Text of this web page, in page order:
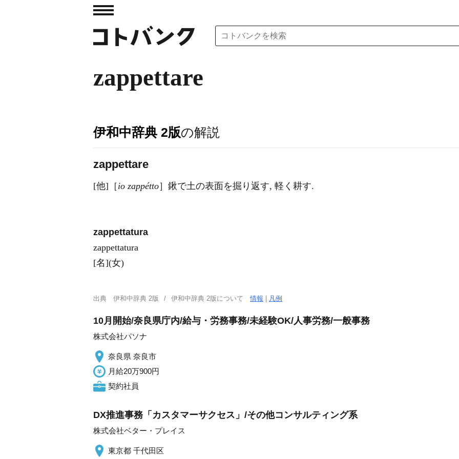
zappettare
伊和中辞典 2版の解説
zappettare
[他]［io zappétto］鍬で土の表面を掘り返す, 軽く耕す.
zappettatura
zappettatura
[名](女)
出典 伊和中辞典 2版 伊和中辞典 2版について情報 凡例
10月開始/奈良県庁内/給与・労務事務/未経験OK/人事労務/一般事務
株式会社パソナ
奈良県 奈良市
月給20万900円
契約社員
DX推進事務「カスタマーサクセス」/その他コンサルティング系
株式会社ベター・プレイス
東京都 千代田区